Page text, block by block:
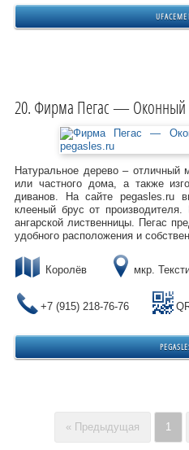
Фирма Пегас — Оконный
Натуральное дерево – отличный
или частного дома, а также
диванов. На сайте pegasles.ru
клееный брус от
ангарской лиственницы. Пегас
удобного расположения и
Королёв мкр.
+7 (915) 218-76-76
« Предыдущая 1